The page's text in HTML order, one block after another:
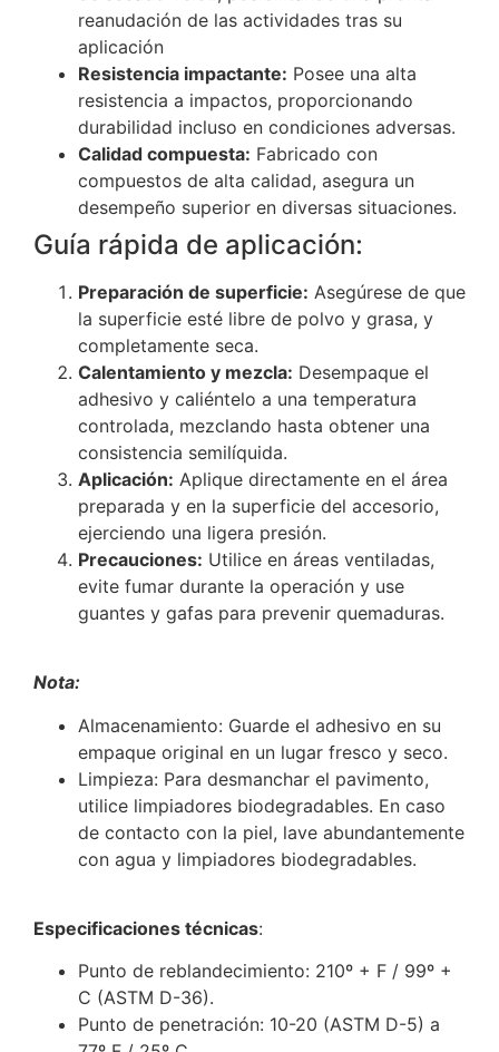
reanudación de las actividades tras su
aplicación
Resistencia impactante: Posee una alta
resistencia a impactos, proporcionando
durabilidad incluso en condiciones adversas.
Calidad compuesta: Fabricado con
compuestos de alta calidad, asegura un
desempeño superior en diversas situaciones.
Guía rápida de aplicación:
Preparación de superficie: Asegúrese de que
la superficie esté libre de polvo y grasa, y
completamente seca.
Calentamiento y mezcla: Desempaque el
adhesivo y caliéntelo a una temperatura
controlada, mezclando hasta obtener una
consistencia semilíquida.
Aplicación: Aplique directamente en el área
preparada y en la superficie del accesorio,
ejerciendo una ligera presión.
Precauciones: Utilice en áreas ventiladas,
evite fumar durante la operación y use
guantes y gafas para prevenir quemaduras.
Nota:
Almacenamiento: Guarde el adhesivo en su
empaque original en un lugar fresco y seco.
Limpieza: Para desmanchar el pavimento,
utilice limpiadores biodegradables. En caso
de contacto con la piel, lave abundantemente
con agua y limpiadores biodegradables.
Especificaciones técnicas:
Punto de reblandecimiento: 210º + F / 99º +
C (ASTM D-36).
Punto de penetración: 10-20 (ASTM D-5) a